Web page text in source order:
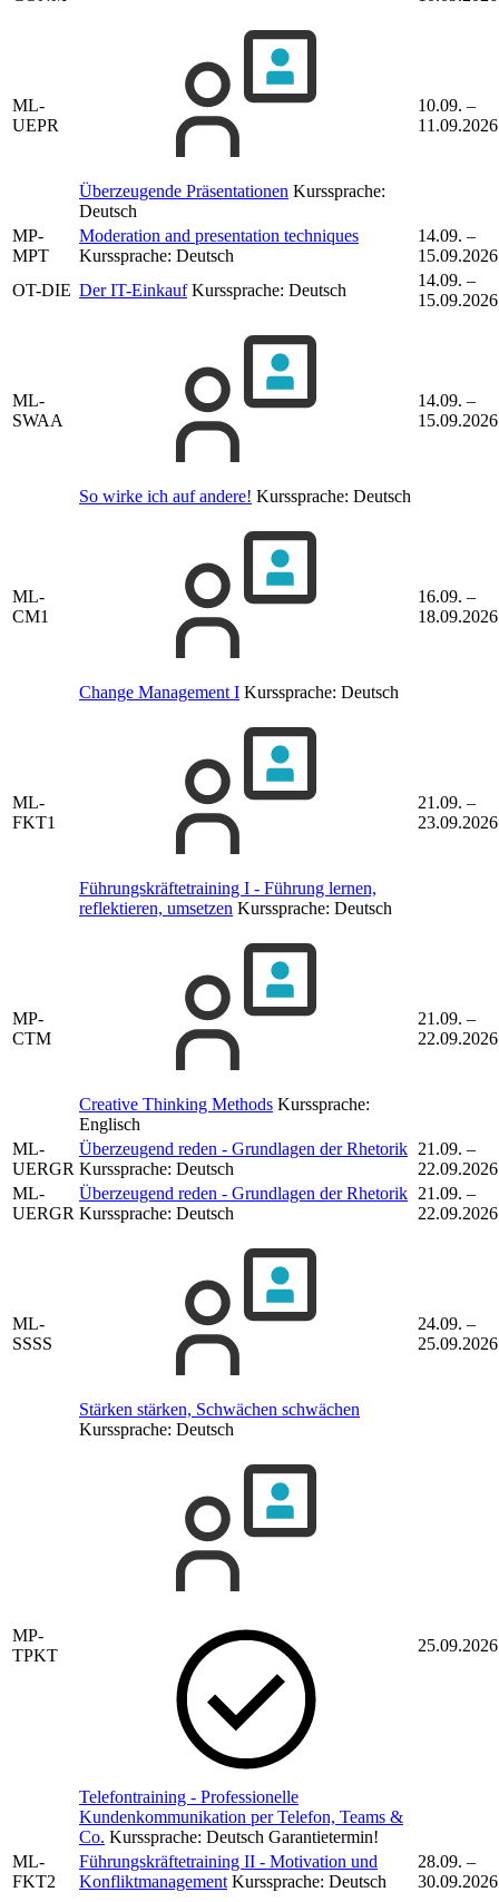
ML-
UEPR
Überzeugende Präsentationen Kurssprache:
Deutsch
10.09. –
11.09.2026
MP-
MPT
Moderation and presentation techniques
Kurssprache: Deutsch
14.09. –
15.09.2026
OT-DIE Der IT-Einkauf Kurssprache: Deutsch
14.09. –
15.09.2026
ML-
SWAA
So wirke ich auf andere! Kurssprache: Deutsch
14.09. –
15.09.2026
ML-
CM1
Change Management I Kurssprache: Deutsch
16.09. –
18.09.2026
ML-
FKT1
Führungskräftetraining I - Führung lernen,
reflektieren, umsetzen Kurssprache: Deutsch
21.09. –
23.09.2026
MP-
CTM
Creative Thinking Methods Kurssprache:
Englisch
21.09. –
22.09.2026
ML-
UERGR
Überzeugend reden - Grundlagen der Rhetorik
Kurssprache: Deutsch
21.09. –
22.09.2026
ML-
UERGR
Überzeugend reden - Grundlagen der Rhetorik
Kurssprache: Deutsch
21.09. –
22.09.2026
ML-
SSSS
Stärken stärken, Schwächen schwächen
Kurssprache: Deutsch
24.09. –
25.09.2026
MP-
TPKT
Telefontraining - Professionelle
Kundenkommunikation per Telefon, Teams &
Co. Kurssprache: Deutsch Garantietermin!
25.09.2026
ML-
FKT2
Führungskräftetraining II - Motivation und
Konfliktmanagement Kurssprache: Deutsch
28.09. –
30.09.2026